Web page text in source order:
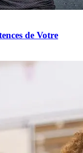
de Votre